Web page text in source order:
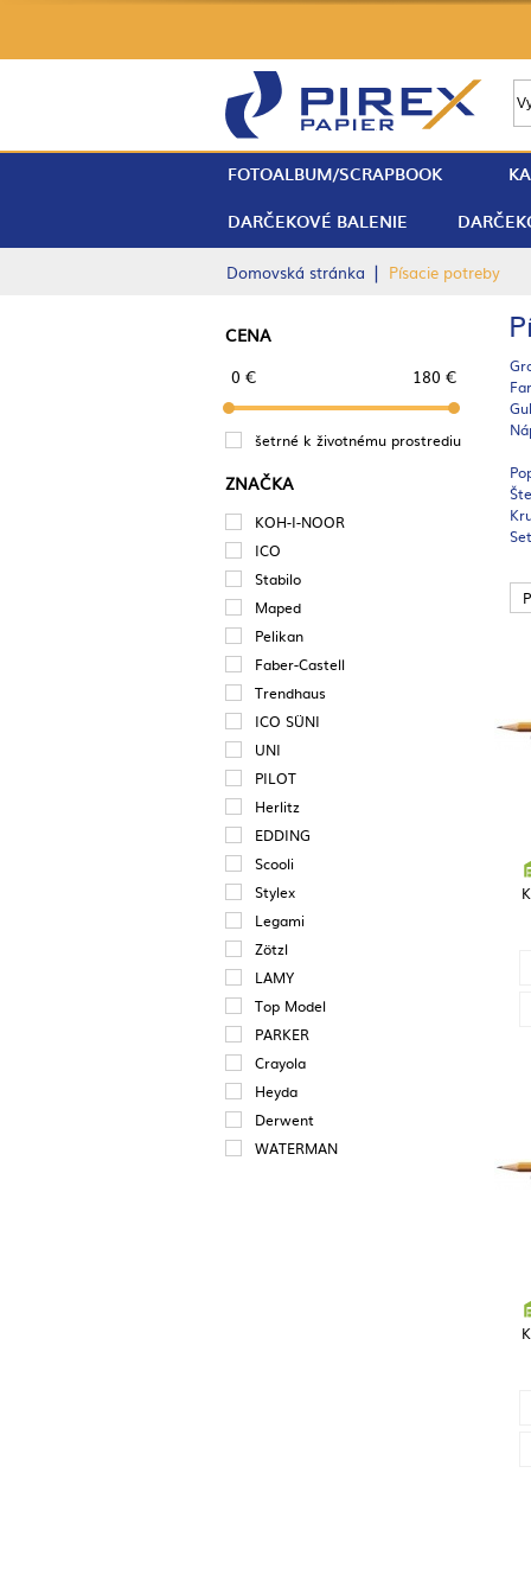
FOTOALBUM/SCRAPBOOK
DARČEKOVÉ BALENIE
Domovská stránka | Písacie potreby
CENA
0 € 180 €
šetrné k životnému prostrediu
ZNAČKA
KOH-I-NOOR
ICO
Stabilo
Maped
Pelikan
Faber-Castell
Trendhaus
ICO SÜNI
UNI
PILOT
Herlitz
EDDING
Scooli
Stylex
Legami
Zötzl
LAMY
Top Model
PARKER
Crayola
Heyda
Derwent
WATERMAN